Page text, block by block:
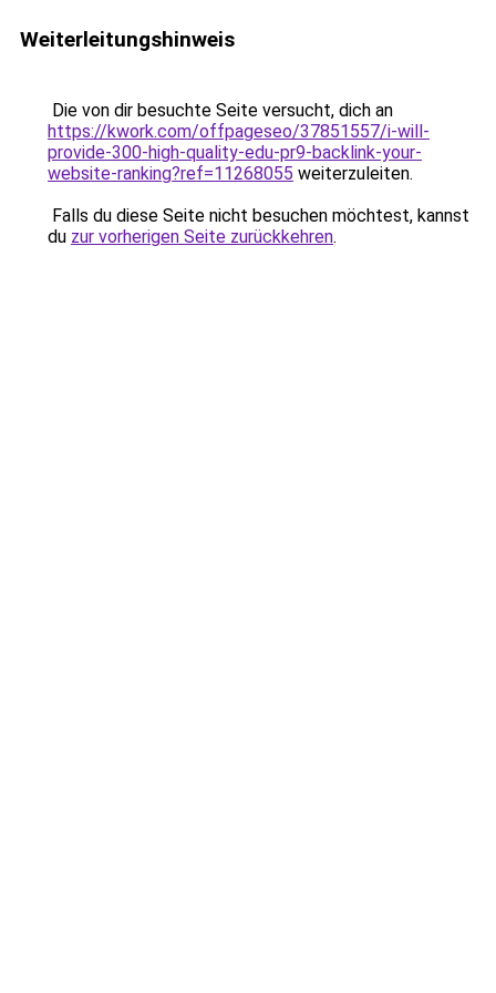
Weiterleitungshinweis
Die von dir besuchte Seite versucht, dich an
https://kwork.com/offpageseo/37851557/i-will-
provide-300-high-quality-edu-pr9-backlink-your-
website-ranking?ref=11268055 weiterzuleiten.
Falls du diese Seite nicht besuchen möchtest, kannst
du zur vorherigen Seite zurückkehren.